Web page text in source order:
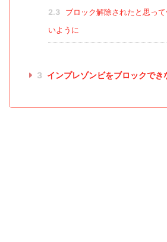
2.3
ブロック解除されたと思っ
いように
3 インプレゾンビをブロックでき